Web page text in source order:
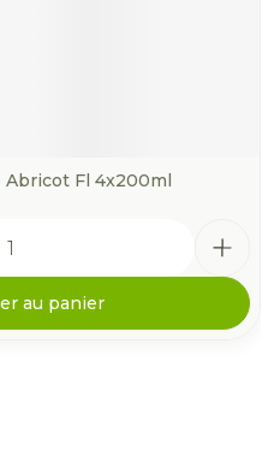
Fl 4x200ml
au panier